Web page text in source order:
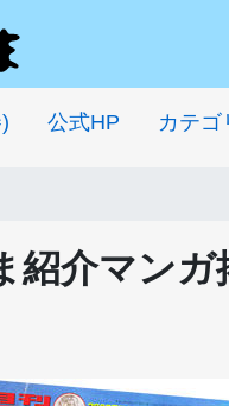
公式HP カテゴ
紹介マン